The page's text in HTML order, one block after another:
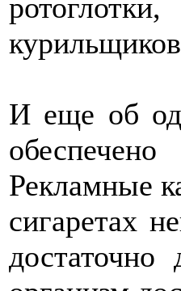
И еще об
Рекламные
сигаретах